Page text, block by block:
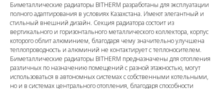
Биметаллические радиаторы BITHERM разработаны для эксплуатации
полного адаптирования в условиях Казахстана. Имеют элегантный и
стильный внешний дизайн. Секция радиатора состоит из
вертикального и горизонтального металлического коллектора, корпус
которого облит алюминием, благодаря чему значительно улучшена
теплопроводность и алюминий не контактирует с теплоносителем.
Биметаллические радиаторы BITHERM предназначены для отопления
различных по назначению помещений с разной этажностью, могут
использоваться в автономных системах с собственными котельными,
но и в системах центрального отопления, благодаря способности